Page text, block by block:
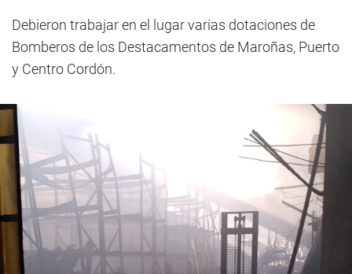
Debieron trabajar en el lugar varias dotaciones de
Bomberos de los Destacamentos de Maroñas, Puerto
y Centro Cordón.